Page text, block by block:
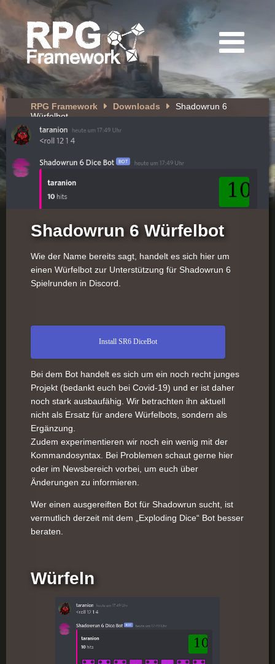
RPG Framework Downloads
Shadowrun 6
Würfelbot
Shadowrun 6 Würfelbot
Wie der Name bereits sagt, handelt es sich hier um
einen Würfelbot zur Unterstützung für Shadowrun 6
Spielrunden in Discord.
Install SR6 DiceBot
Bei dem Bot handelt es sich um ein noch recht junges
Projekt (bedankt euch bei Covid-19) und er ist daher
noch stark ausbaufähig. Wir betrachten ihn aktuell
nicht als Ersatz für andere Würfelbots, sondern als
Ergänzung.
Zudem experimentieren wir noch ein wenig mit der
Kommandosyntax. Bei Problemen schaut gerne hier
oder im Newsbereich vorbei, um euch über
Änderungen zu informieren.
Wer einen ausgereiften Bot für Shadowrun sucht, ist
vermutlich derzeit mit dem „Exploding Dice“ Bot besser
beraten.
Würfeln